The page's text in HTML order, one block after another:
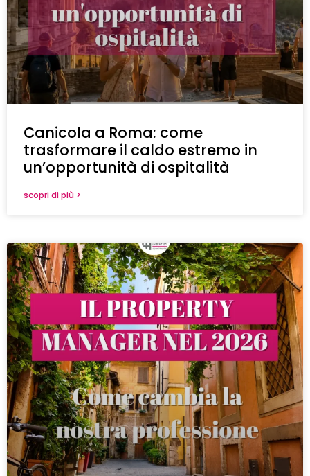
Canicola a Roma: come
trasformare il caldo estremo in
un’opportunità di ospitalità
scopri di più >